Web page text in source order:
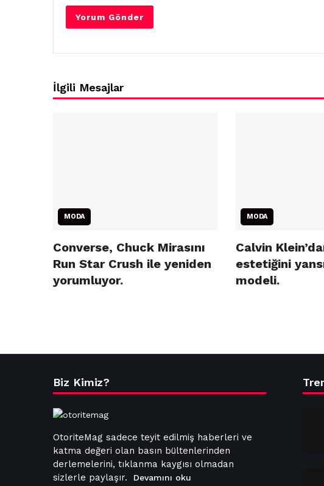
İlgili Mesajlar
MODA
Converse, Chuck Mirasını
Run Star Crush ile yeniden
yorumluyor.
MODA
Calvin
estetiğini
modeli.
Biz Kimiz?
OtoriteMag sadece teyit edilmiş haberleri ve
katma değeri olan basın bültenlerinden
derlemelerini, tıklanma kaygısı olmadan
sizlerle paylaşır.
Devamını oku